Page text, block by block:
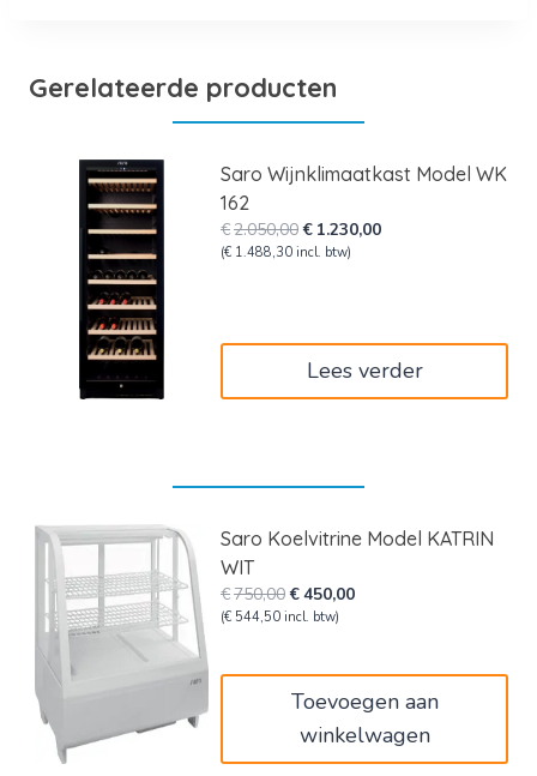
Gerelateerde producten
Saro Wijnklimaatkast Model WK
162
€2.050,00Oorspronkelijke
prijs
€ 1.230,00Huidige
(€ 1.488,30 incl. btw)
Lees verder
Saro Koelvitrine Model KATRIN
WIT
€750,00Oorspronkelijke
prijs
€450,00Huidige
(€ 544,50 incl. btw)
Toevoegen aan
winkelwagen